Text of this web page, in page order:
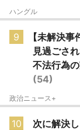
ハングル
9
【未解決
見過ごさ
不法行為
(54)
政治ニュース+
10 次に解決